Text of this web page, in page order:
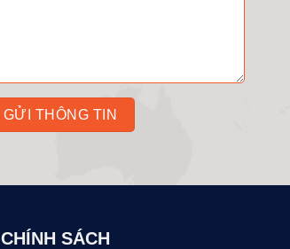
CHÍNH SÁCH